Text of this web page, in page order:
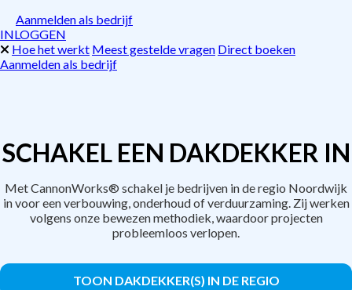
Aanmelden als bedrijf
INLOGGEN
Hoe het werkt Meest gestelde vragen Direct boeken
Aanmelden als bedrijf
SCHAKEL EEN DAKDEKKER IN
Met CannonWorks® schakel je bedrijven in de regio Noordwijk
in voor een verbouwing, onderhoud of verduurzaming. Zij werken
volgens onze bewezen methodiek, waardoor projecten
probleemloos verlopen.
TOON DAKDEKKER(S) IN DE REGIO